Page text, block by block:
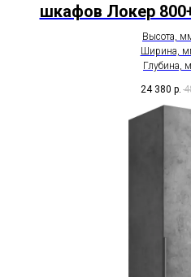
шкафов Локер
Высота,
Ширина,
Глубина,
24 380 р.